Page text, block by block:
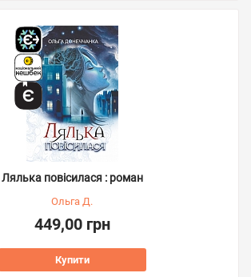
Лялька повісилася : роман
Ольга Д.
449,00 грн
Купити